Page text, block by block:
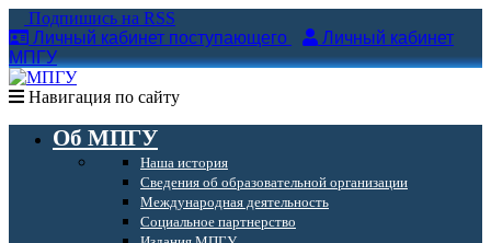
Подпишись на RSS
Личный кабинет поступающего
Личный кабинет
МПГУ
Навигация по сайту
Об МПГУ
Наша история
Сведения об образовательной организации
Международная деятельность
Социальное партнерство